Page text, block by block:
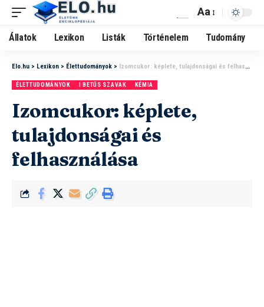
Aa
Állatok Lexikon Listák Történelem Tudomány
Elo.hu > Lexikon > Élettudományok > Izomcukor: képlete, tulajdonságai és felhasználása
ÉLETTUDOMÁNYOK I BETŰS SZAVAK KÉMIA
Izomcukor: képlete,
tulajdonságai és
felhasználása